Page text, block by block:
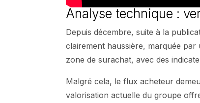
Analyse technique :
Depuis décembre, suite à la
clairement haussière, marquée
zone de surachat, avec des
Malgré cela, le flux acheteur
valorisation actuelle du groupe